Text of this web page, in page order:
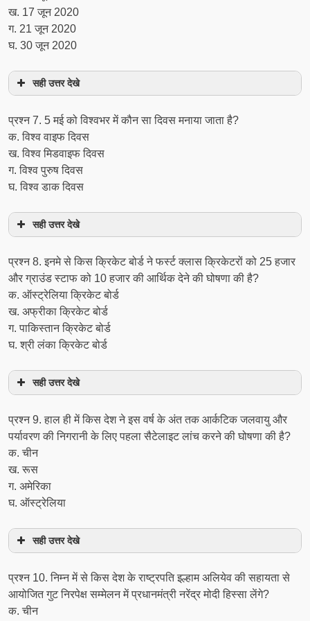
ख. 17 जून 2020
ग. 21 जून 2020
घ. 30 जून 2020
सही उत्तर देखे
प्रश्न 7. 5 मई को विश्वभर में कौन सा दिवस मनाया जाता है?
क. विश्व वाइफ दिवस
ख. विश्व मिडवाइफ दिवस
ग. विश्व पुरुष दिवस
घ. विश्व डाक दिवस
सही उत्तर देखे
प्रश्न 8. इनमे से किस क्रिकेट बोर्ड ने फर्स्ट क्लास क्रिकेटरों को 25 हजार
और ग्राउंड स्टाफ को 10 हजार की आर्थिक देने की घोषणा की है?
क. ऑस्ट्रेलिया क्रिकेट बोर्ड
ख. अफ्रीका क्रिकेट बोर्ड
ग. पाकिस्तान क्रिकेट बोर्ड
घ. श्री लंका क्रिकेट बोर्ड
सही उत्तर देखे
प्रश्न 9. हाल ही में किस देश ने इस वर्ष के अंत तक आर्कटिक जलवायु और
पर्यावरण की निगरानी के लिए पहला सैटेलाइट लांच करने की घोषणा की है?
क. चीन
ख. रूस
ग. अमेरिका
घ. ऑस्ट्रेलिया
सही उत्तर देखे
प्रश्न 10. निम्न में से किस देश के राष्ट्रपति इल्हाम अलियेव की सहायता से
आयोजित गुट निरपेक्ष सम्मेलन में प्रधानमंत्री नरेंद्र मोदी हिस्सा लेंगे?
क. चीन